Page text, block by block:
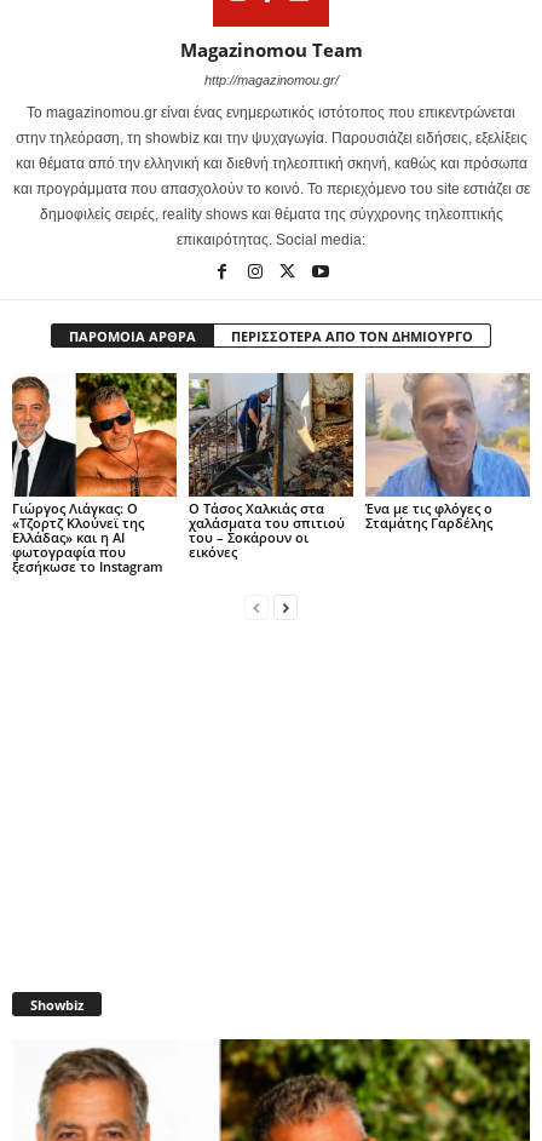
Magazinomou Team
http://magazinomou.gr/
Το magazinomou.gr είναι ένας ενημερωτικός ιστότοπος που επικεντρώνεται
στην τηλεόραση, τη showbiz και την ψυχαγωγία. Παρουσιάζει ειδήσεις, εξελίξεις
και θέματα από την ελληνική και διεθνή τηλεοπτική σκηνή, καθώς και πρόσωπα
και προγράμματα που απασχολούν το κοινό. Το περιεχόμενο του site εστιάζει σε
δημοφιλείς σειρές, reality shows και θέματα της σύγχρονης τηλεοπτικής
επικαιρότητας. Social media:
ΠΑΡΟΜΟΙΑ ΑΡΘΡΑ ΠΕΡΙΣΣΟΤΕΡΑ ΑΠΟ ΤΟΝ ΔΗΜΙΟΥΡΓΟ
Γιώργος Λιάγκας: Ο
«Τζορτζ Κλούνεϊ της
Ελλάδας» και η AI
φωτογραφία που
ξεσήκωσε το Instagram
Ο Τάσος Χαλκιάς στα
χαλάσματα του σπιτιού
του – Σοκάρουν οι
εικόνες
Ένα με τις φλόγες ο
Σταμάτης Γαρδέλης
Showbiz